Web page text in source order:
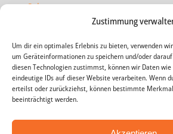
Zustimmung
Um dir ein optimales Erlebnis zu bieten, verwenden
um Geräteinformationen zu speichern und/oder
diesen Technologien zustimmst, können wir Daten
eindeutige IDs auf dieser Website verarbeiten. Wenn
erteilst oder zurückziehst, können bestimmte
beeinträchtigt werden.
> Solarmonteur
> wir über uns
> News
> Agenda
> Impressum